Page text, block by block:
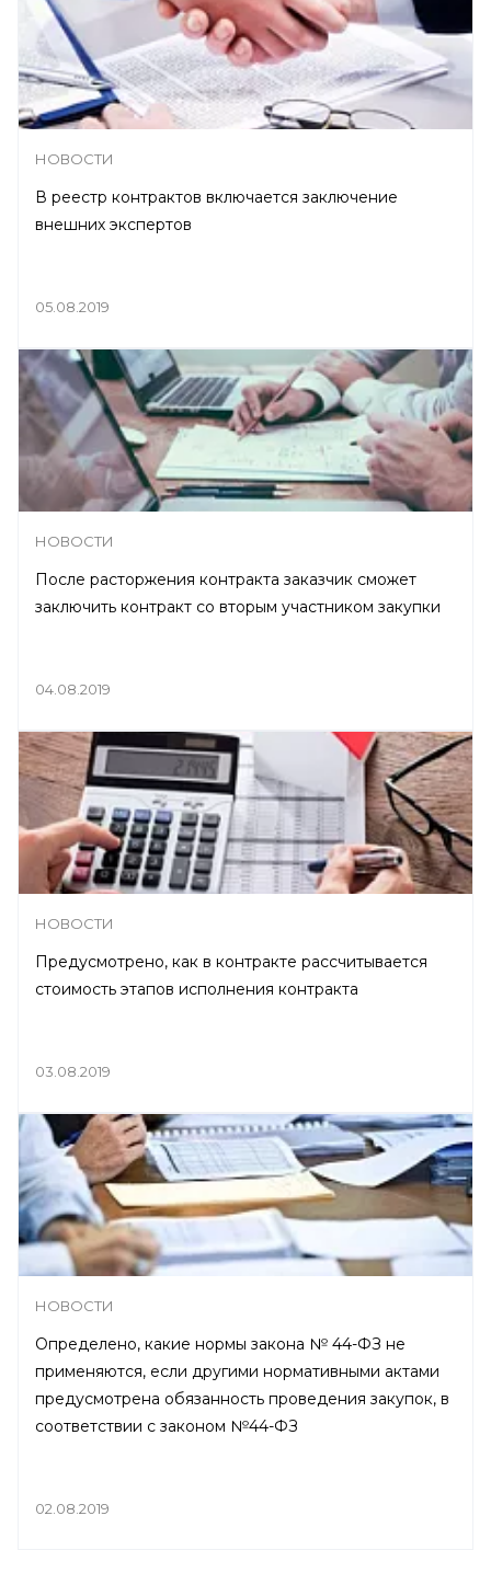
НОВОСТИ
В реестр контрактов включается заключение
внешних экспертов
05.08.2019
НОВОСТИ
После расторжения контракта заказчик сможет
заключить контракт со вторым участником закупки
04.08.2019
НОВОСТИ
Предусмотрено, как в контракте рассчитывается
стоимость этапов исполнения контракта
03.08.2019
НОВОСТИ
Определено, какие нормы закона № 44-ФЗ не
применяются, если другими нормативными актами
предусмотрена обязанность проведения закупок, в
соответствии с законом №44-ФЗ
02.08.2019